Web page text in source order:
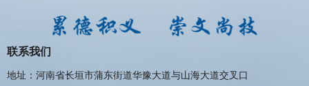
联系我们
地址：河南省长垣市蒲东街道华豫大道与山海大道交叉口